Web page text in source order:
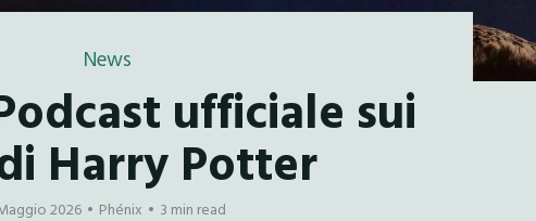
News
ufficiale sui
Harry Potter
2026 Phénix 3 min read